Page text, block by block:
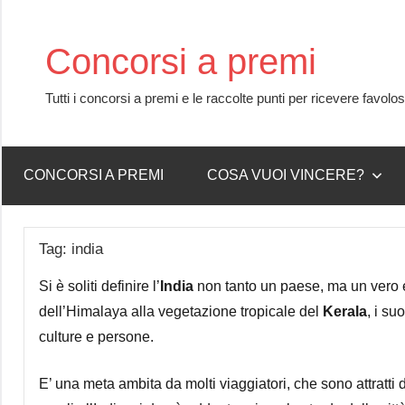
contentConcorsi a premi
Tutti i concorsi a premi e le raccolte punti per ricevere
CONCORSI A PREMI COSA VUOI VINCERE?
Tag: india
Si è soliti definire l’ India non tanto un paese, ma un
dell’Himalaya alla vegetazione tropicale del
Kerala, i
culture e persone.
E’ una meta ambita da molti viaggiatori, che sono